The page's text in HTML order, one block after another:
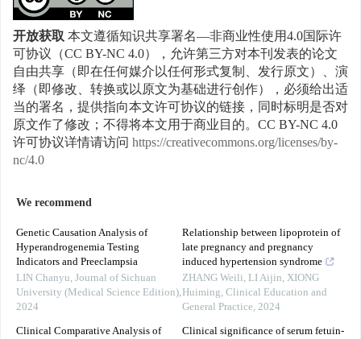
开放获取本文遵循知识共享署名—非商业性使用4.0国际许
可协议（CC BY-NC 4.0），允许第三方对本刊发表的论文
自由共享（即在任何媒介以任何形式复制、发行原文）、演
绎（即修改、转换或以原文为基础进行创作），必须给出适
当的署名，提供指向本文许可协议的链接，同时标明是否对
原文作了修改；不得将本文用于商业目的。CC BY-NC 4.0
许可协议详情请访问 https://creativecommons.org/licenses/by-
nc/4.0
We recommend
Genetic Causation Analysis of
Hyperandrogenemia Testing
Indicators and Preeclampsia
LIN Chanyu, Journal of Sichuan
University (Medical Science Edition),
2024
Clinical Comparative Analysis of
Relationship between lipoprotein of
late pregnancy and pregnancy
induced hypertension syndrome
ZHANG Weili, LI Aijin, XIONG
Huiming, Clinical Education and
General Practice, 2024
Clinical significance of serum fetuin-